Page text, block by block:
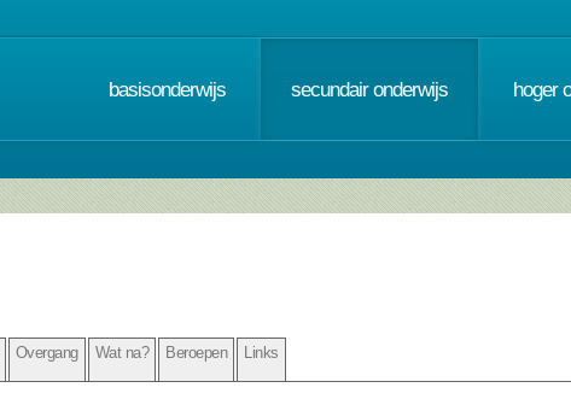
basisonderwijs secundair onderwijs hoger
Overgang Wat na? Beroepen Links